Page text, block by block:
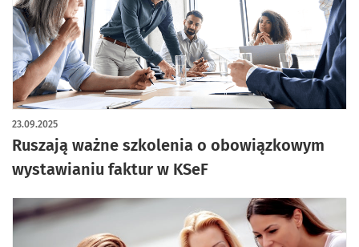
Ruszają ważne szkolenia o obowiązkowym
wystawianiu faktur w KSeF
23.09.2025